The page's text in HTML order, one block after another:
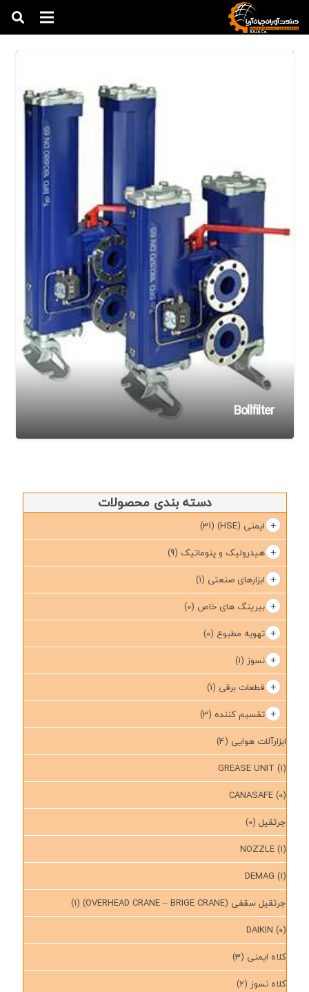
Bollfilter
دسته بندی محصولات
ایمنی (HSE)
(31)
هیدرولیک و پنوماتیک (9)
ابزارهای صنعتی (1)
بیرینگ های خاص (0)
تهویه مطبوع (0)
نسوز (1)
قطعات برقی (1)
تقسیم کننده (3)
ابزارآلات هوایی (4)
GREASE UNIT (1)
CANASAFE(0)
جرثقیل (0)
NOZZLE(1)
DEMAG (1)
جرثقیل سقفی (OVERHEAD CRANE – BRIGE CRANE)
(1)
DAIKIN (0)
کلاه ایمنی (3)
کلاه نسوز (2)